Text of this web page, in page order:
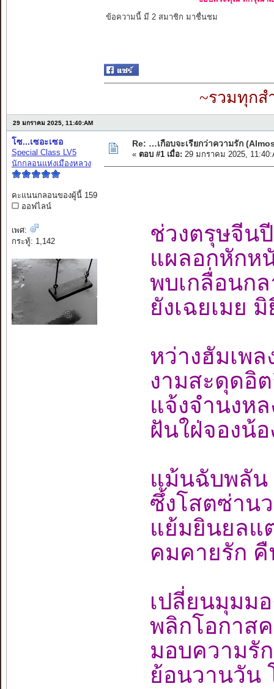
ข้อความนี้ มี 2 สมาชิก มาชื่นชม
~รวมทุกส
29 มกราคม 2025, 11:40:AM
โซ...เซอะเซอ
Special Class LV5
นักกลอนแห่งเมืองหลวง
คะแนนกลอนของผู้นี้ 159
ออฟไลน์
เพศ:
กระทู้: 1,142
Re: …เกือบจะเรียกว่าความรัก
« ตอบ #1 เมื่อ: 29 มกราคม 2025,
ช่วงตรุษจีน
แผลอกหักห
พบเกลื่อนก
ยังเฉยเมย
หว่างฮัมเพ
งามสะดุดอิ
แจ้งจำนงห
ฝันใฝ่จองน้
แม้นฉับพลัน
ซึ้งโสตซ่าน
แย้มยินยลแ
คมคายรัก
เปลี่ยนมุมม
พลิกโอกาส
มอบความรั
ย้อนวานวัน